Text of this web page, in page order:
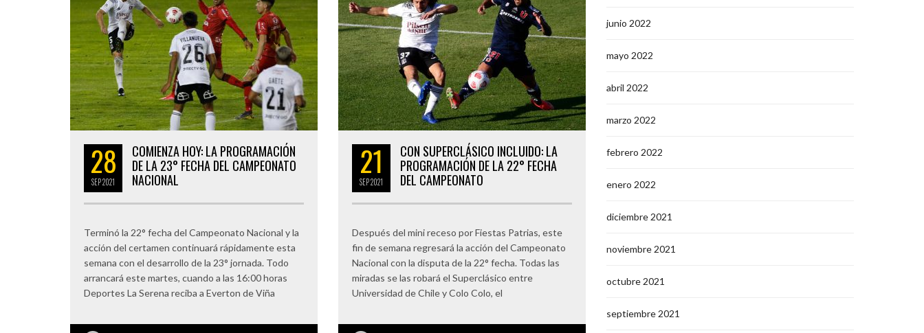
28
SEP2021
COMIENZA HOY: LA PROGRAMACIÓN
DE LA 23° FECHA DEL CAMPEONATO
NACIONAL
Terminó la 22° fecha del Campeonato Nacional y la
acción del certamen continuará rápidamente esta
semana con el desarrollo de la 23° jornada. Todo
arrancará este martes, cuando a las 16:00 horas
Deportes La Serena reciba a Everton de Viña
21
SEP2021
CON SUPERCLÁSICO INCLUIDO: LA
PROGRAMACIÓN DE LA 22° FECHA
DEL CAMPEONATO
Después del mini receso por Fiestas Patrias, este
fin de semana regresará la acción del Campeonato
Nacional con la disputa de la 22° fecha. Todas las
miradas se las robará el Superclásico entre
Universidad de Chile y Colo Colo, el
junio 2022
mayo 2022
abril 2022
marzo 2022
febrero 2022
enero 2022
diciembre 2021
noviembre 2021
octubre 2021
septiembre 2021